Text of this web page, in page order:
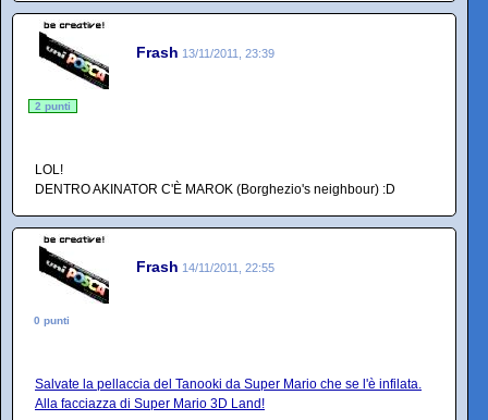
Frash 13/11/2011, 23:39
2 punti
LOL!
DENTRO AKINATOR C'È MAROK (Borghezio's neighbour) :D
Frash 14/11/2011, 22:55
0 punti
Salvate la pellaccia del Tanooki da Super Mario che se l'è infilata.
Alla facciazza di Super Mario 3D Land!